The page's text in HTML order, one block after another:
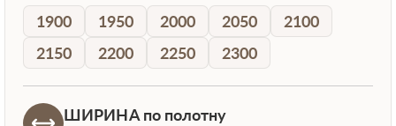
1900
1950 2000 2050
2100
2150
2200 2250 2300
ШИРИНАпо полотну